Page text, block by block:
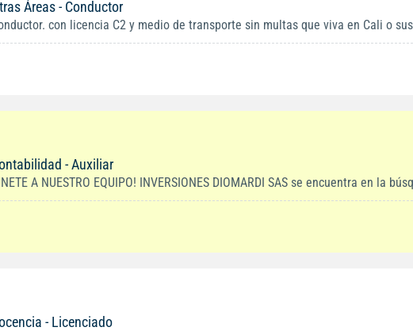
Áreas - Conductor
con licencia C2 y medio de transporte sin multas que viva en Cali o
- Auxiliar
A NUESTRO EQUIPO! INVERSIONES DIOMARDI SAS se encuentra en la
- Licenciado